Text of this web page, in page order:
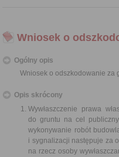
Wniosek o
Ogólny opis
Wniosek o odszkodowanie za
Opis skrócony
Wywłaszczenie prawa
do gruntu na cel
wykonywanie robót
i sygnalizacji następuje za
na rzecz osoby